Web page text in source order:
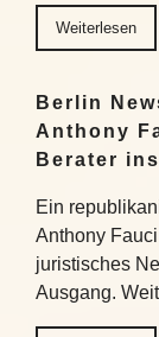
Weiterlesen
Berlin
Anthony
Berater
Ein
Anthony
juristisches
Ausgang.